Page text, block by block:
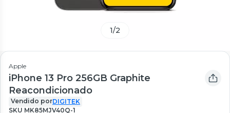
1/2
Apple
iPhone 13 Pro 256GB Graphite
Reacondicionado
Vendido porDIGITEK
SKU MK85MJV40Q-1